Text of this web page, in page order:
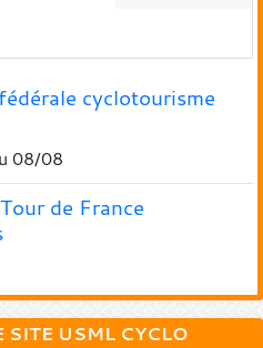
cyclotourisme
08/08
de France
SITE USML CYCLO